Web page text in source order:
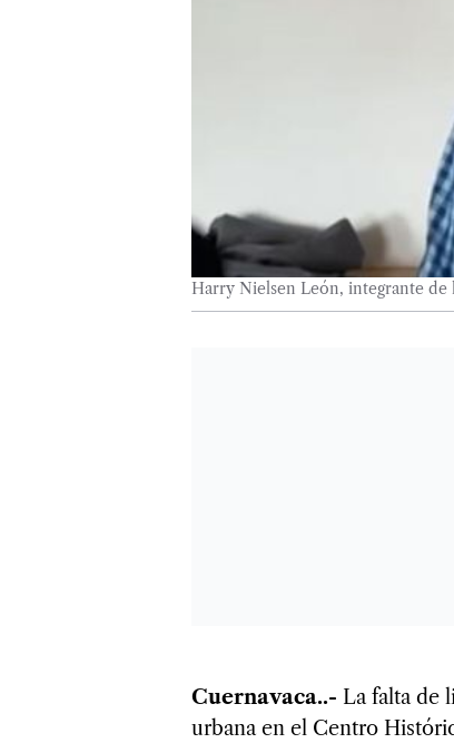
Harry Nielsen León, integrante de
Cuernavaca..- La falta de
urbana en el Centro